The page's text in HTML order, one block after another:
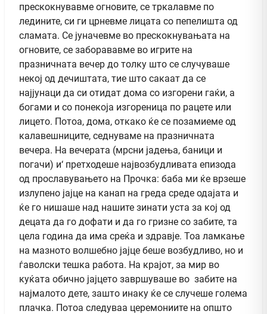
прескокнувавме огновите, се тркалавме по
ледините, си ги црневме лицата со пепелишта од
сламата. Се јуначевме во прескокнувањата на
огновите, се заборававме во игрите на
празничната вечер до толку што се случуваше
некој од дечиштата, тие што сакаат да се
најјунаци да си отидат дома со изгорени гаќи, а
богами и со понекоја изгореница по рацете или
лицето. Потоа, дома, откако ќе се позамиеме од
калавешниците, седнуваме на празничната
вечера. На вечерата (мрсни јадења, баници и
погачи) и‘ претходеше највозбудливата епизода
од прославувањето на Прочка: баба ми ќе врзеше
излупено јајце на канап на греда среде одајата и
ќе го нишаше над нашите зинати уста за кој од
децата да го дофати и да го гризне со забите, та
цела година да има среќа и здравје. Тоа ламкање
на мазното волшебно јајце беше возбудливо, но и
ѓаволски тешка работа. На крајот, за мир во
куќата обично јајцето завршуваше во забите на
најмалото дете, зашто инаку ќе се случеше голема
плачка. Потоа следуваа церемониите на општо